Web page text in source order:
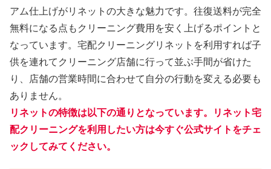
アム仕上げがリネットの大きな魅力です。往復送料が完全
無料になる点もクリーニング費用を安く上げるポイントと
なっています。宅配クリーニングリネットを利用すれば子
供を連れてクリーニング店舗に行って並ぶ手間が省けた
り、店舗の営業時間に合わせて自分の行動を変える必要も
ありません。
リネットの特徴は以下の通りとなっています。リネット宅
配クリーニングを利用したい方は今すぐ公式サイトをチェ
ックしてみてください。